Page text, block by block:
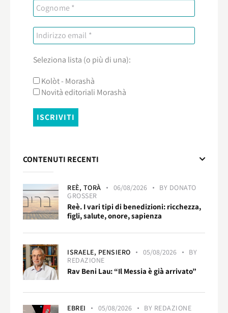
Seleziona lista (o più di una):
Kolòt - Morashà
Novità editoriali Morashà
CONTENUTI RECENTI
REÈ, TORÀ 06/08/2026 BY DONATO
GROSSER
Reè. I vari tipi di benedizioni: ricchezza,
figli, salute, onore, sapienza
ISRAELE, PENSIERO 05/08/2026
BY
REDAZIONE
Rav Beni Lau: “Il Messia è già arrivato”
EBREI 05/08/2026 BY REDAZIONE